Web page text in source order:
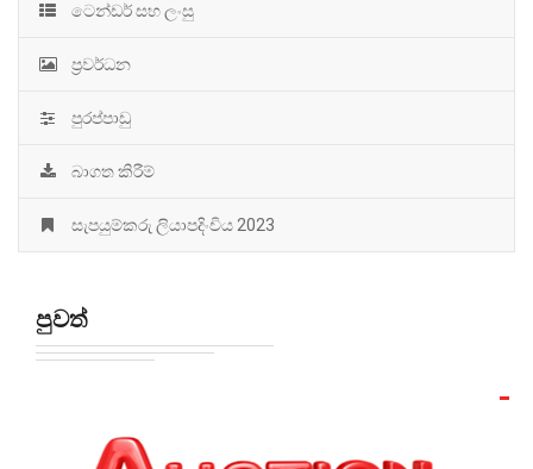
ටෙන්ඩර් සහ ලංසු
ප්‍රවර්ධන
පුරප්පාඩු
බාගත කිරීම්
සැපයුම්කරු ලියාපදිංචිය 2023
පුවත්